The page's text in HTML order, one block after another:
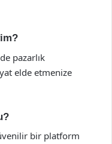
pazarlık
elde etmenize
bir platform